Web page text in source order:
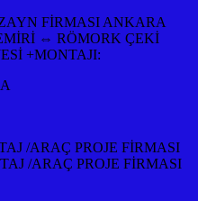
FİRMASI ANKARA
⇔ RÖMORK ÇEKİ
+MONTAJI:
/ARAÇ PROJE FİRMASI
/ARAÇ PROJE FİRMASI